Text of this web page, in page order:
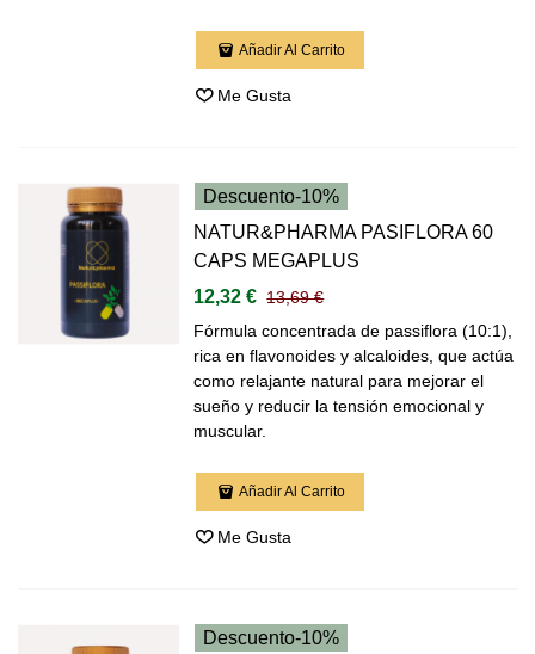
Añadir Al Carrito
Me Gusta
Descuento-10%
NATUR&PHARMA PASIFLORA 60
CAPS MEGAPLUS
12,32 € 13,69 €
Fórmula concentrada de passiflora (10:1),
rica en flavonoides y alcaloides, que actúa
como relajante natural para mejorar el
sueño y reducir la tensión emocional y
muscular.
Añadir Al Carrito
Me Gusta
Descuento-10%